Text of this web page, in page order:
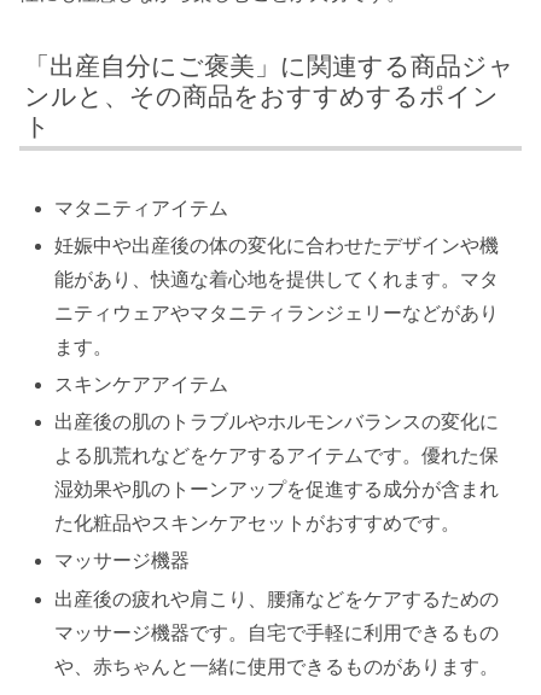
「出産自分にご褒美」に関連する商品ジャ
ンルと、その商品をおすすめするポイン
ト
マタニティアイテム
妊娠中や出産後の体の変化に合わせたデザインや機
能があり、快適な着心地を提供してくれます。マタ
ニティウェアやマタニティランジェリーなどがあり
ます。
スキンケアアイテム
出産後の肌のトラブルやホルモンバランスの変化に
よる肌荒れなどをケアするアイテムです。優れた保
湿効果や肌のトーンアップを促進する成分が含まれ
た化粧品やスキンケアセットがおすすめです。
マッサージ機器
出産後の疲れや肩こり、腰痛などをケアするための
マッサージ機器です。自宅で手軽に利用できるもの
や、赤ちゃんと一緒に使用できるものがあります。